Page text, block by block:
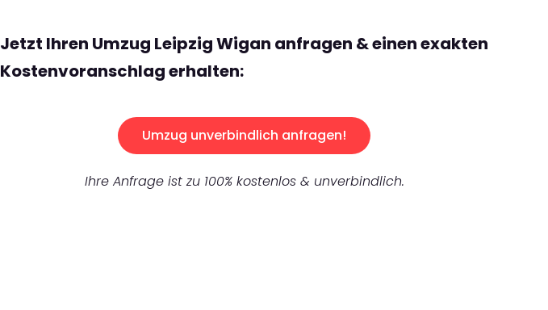
Jetzt Ihren Umzug Leipzig Wigan anfragen & einen exakten
Kostenvoranschlag erhalten:
Umzug unverbindlich anfragen!
Ihre Anfrage ist zu 100% kostenlos & unverbindlich.